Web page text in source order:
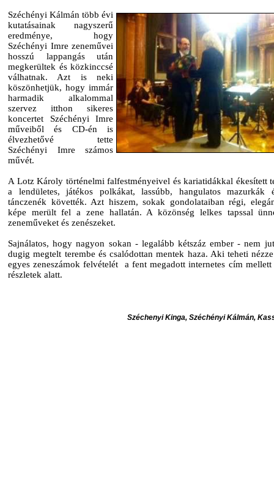
Széchényi Kálmán több évi
kutatásainak nagyszerű
eredménye, hogy
Széchényi Imre zeneművei
hosszú lappangás után
megkerültek és közkinccsé
válhatnak. Azt is neki
köszönhetjük, hogy immár
harmadik alkalommal
szervez itthon sikeres
koncertet Széchényi Imre
műveiből és CD-én is
élvezhetővé tette
Széchényi Imre számos
művét.
A Lotz Károly történelmi falfestményeivel és kariatidákkal ékesített
a lendületes, játékos polkákat, lassúbb, hangulatos mazurkák
tánczenék követték. Azt hiszem, sokak gondolataiban régi,
képe merült fel a zene hallatán. A közönség lelkes tapssal
zeneműveket és zenészeket.
Sajnálatos, hogy nagyon sokan - legalább kétszáz ember - nem
dugig megtelt terembe és csalódottan mentek haza. Aki teheti
egyes zeneszámok felvételét a fent megadott internetes cím mellett
részletek alatt.
Széchenyi Kinga, Széchényi Kálmán,